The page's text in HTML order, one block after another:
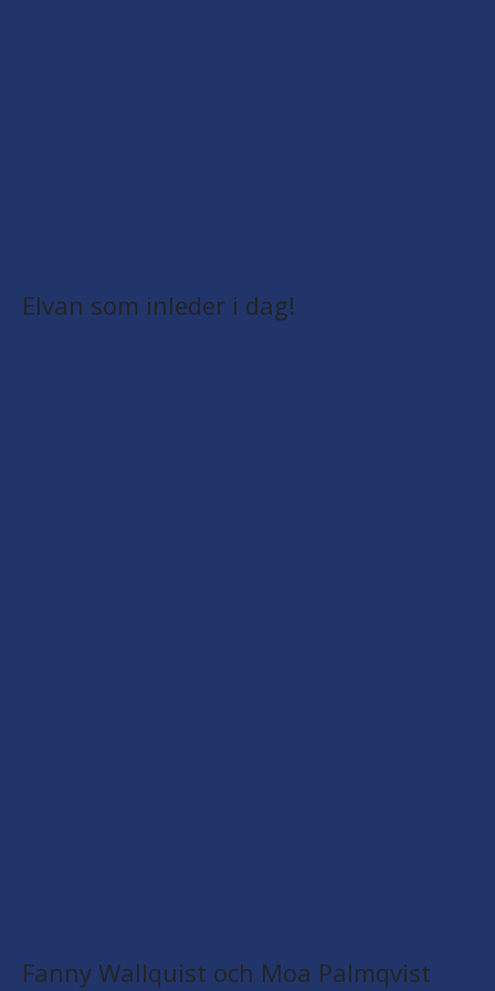
Elvan som inleder i dag!
Fanny Wallquist och Moa Palmqvist